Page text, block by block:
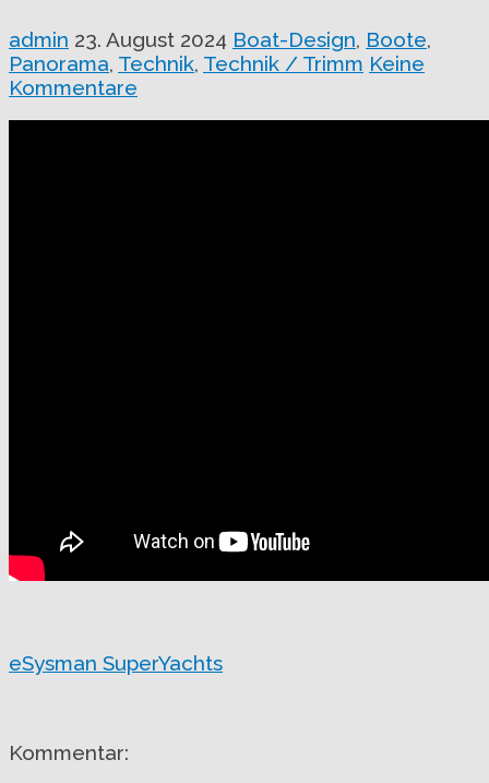
admin 23. August 2024 Boat-Design, Boote,
Panorama, Technik, Technik / Trimm Keine
Kommentare
eSysman SuperYachts
Kommentar: